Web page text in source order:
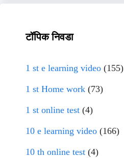
टॉपिक निवडा
1 st e learning video (155)
1 st Home work (73)
1 st online test (4)
10 e learning video (166)
10 th online test (4)